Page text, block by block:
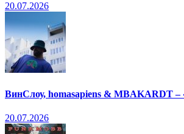
20.07.2026
ВинСлоу, homasapiens & MBAKARDT
20.07.2026